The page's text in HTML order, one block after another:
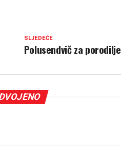
SLJEDEĆE
Polusendvič za porodilje